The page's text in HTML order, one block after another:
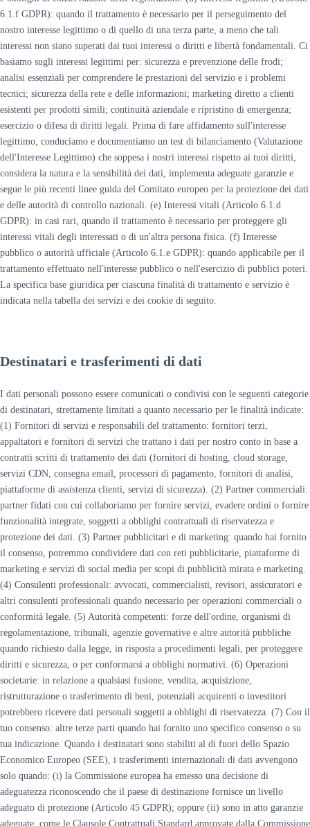
6.1.f GDPR): quando il trattamento è necessario per il perseguimento del
nostro interesse legittimo o di quello di una terza parte, a meno che tali
interessi non siano superati dai tuoi interessi o diritti e libertà fondamentali. Ci
basiamo sugli interessi legittimi per: sicurezza e prevenzione delle frodi;
analisi essenziali per comprendere le prestazioni del servizio e i problemi
tecnici; sicurezza della rete e delle informazioni; marketing diretto a clienti
esistenti per prodotti simili; continuità aziendale e ripristino di emergenza;
esercizio o difesa di diritti legali. Prima di fare affidamento sull'interesse
legittimo, conduciamo e documentiamo un test di bilanciamento (Valutazione
dell'Interesse Legittimo) che soppesa i nostri interessi rispetto ai tuoi diritti,
considera la natura e la sensibilità dei dati, implementa adeguate garanzie e
segue le più recenti linee guida del Comitato europeo per la protezione dei dati
e delle autorità di controllo nazionali. (e) Interessi vitali (Articolo 6.1.d
GDPR): in casi rari, quando il trattamento è necessario per proteggere gli
interessi vitali degli interessati o di un'altra persona fisica. (f) Interesse
pubblico o autorità ufficiale (Articolo 6.1.e GDPR): quando applicabile per il
trattamento effettuato nell'interesse pubblico o nell'esercizio di pubblici poteri.
La specifica base giuridica per ciascuna finalità di trattamento e servizio è
indicata nella tabella dei servizi e dei cookie di seguito.
Destinatari e trasferimenti di dati
I dati personali possono essere comunicati o condivisi con le seguenti categorie
di destinatari, strettamente limitati a quanto necessario per le finalità indicate:
(1) Fornitori di servizi e responsabili del trattamento: fornitori terzi,
appaltatori e fornitori di servizi che trattano i dati per nostro conto in base a
contratti scritti di trattamento dei dati (fornitori di hosting, cloud storage,
servizi CDN, consegna email, processori di pagamento, fornitori di analisi,
piattaforme di assistenza clienti, servizi di sicurezza). (2) Partner commerciali:
partner fidati con cui collaboriamo per fornire servizi, evadere ordini o fornire
funzionalità integrate, soggetti a obblighi contrattuali di riservatezza e
protezione dei dati. (3) Partner pubblicitari e di marketing: quando hai fornito
il consenso, potremmo condividere dati con reti pubblicitarie, piattaforme di
marketing e servizi di social media per scopi di pubblicità mirata e marketing.
(4) Consulenti professionali: avvocati, commercialisti, revisori, assicuratori e
altri consulenti professionali quando necessario per operazioni commerciali o
conformità legale. (5) Autorità competenti: forze dell'ordine, organismi di
regolamentazione, tribunali, agenzie governative e altre autorità pubbliche
quando richiesto dalla legge, in risposta a procedimenti legali, per proteggere
diritti e sicurezza, o per conformarsi a obblighi normativi. (6) Operazioni
societarie: in relazione a qualsiasi fusione, vendita, acquisizione,
ristrutturazione o trasferimento di beni, potenziali acquirenti o investitori
potrebbero ricevere dati personali soggetti a obblighi di riservatezza. (7) Con il
tuo consenso: altre terze parti quando hai fornito uno specifico consenso o su
tua indicazione. Quando i destinatari sono stabiliti al di fuori dello Spazio
Economico Europeo (SEE), i trasferimenti internazionali di dati avvengono
solo quando: (i) la Commissione europea ha emesso una decisione di
adeguatezza riconoscendo che il paese di destinazione fornisce un livello
adeguato di protezione (Articolo 45 GDPR); oppure (ii) sono in atto garanzie
adeguate, come le Clausole Contrattuali Standard approvate dalla Commissione